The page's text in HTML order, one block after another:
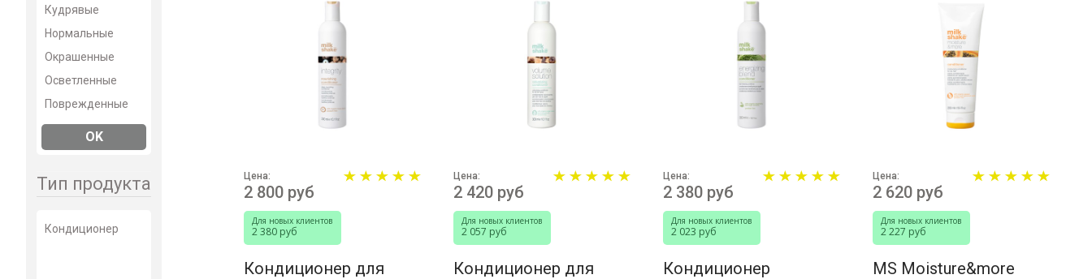
Кудрявые
Нормальные
Окрашенные
Осветленные
Поврежденные
Сухие
Тонкие
OK
Тип продукта
Кондиционер
Цена:
2 800 руб
Для новых клиентов
2 380 руб
Кондиционер для
Цена:
2 420 руб
Для новых клиентов
2 057 руб
Кондиционер для
Цена:
2 380 руб
Для новых клиентов
2 023 руб
Кондиционер
Цена:
2 620 руб
Для новых клиентов
2 227 руб
MS Moisture&more